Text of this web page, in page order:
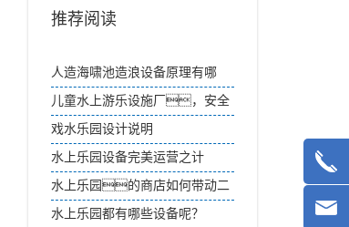
推荐阅读
人造海啸池造浪设备原理有哪
些？
儿童水上游乐设施厂，安全
好玩的水上游乐设备
戏水乐园设计说明
水上乐园设备完美运营之计
水上乐园的商店如何带动二
次消费？
水上乐园都有哪些设备呢？